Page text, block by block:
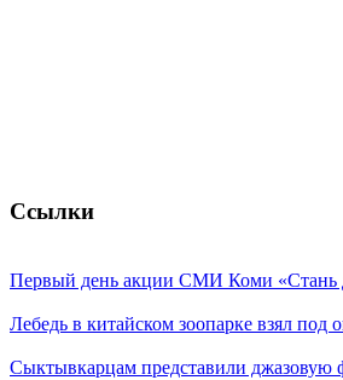
Ссылки
Первый день акции СМИ Коми «Стань
Лебедь в китайском зоопарке взял под
Сыктывкарцам представили джазовую